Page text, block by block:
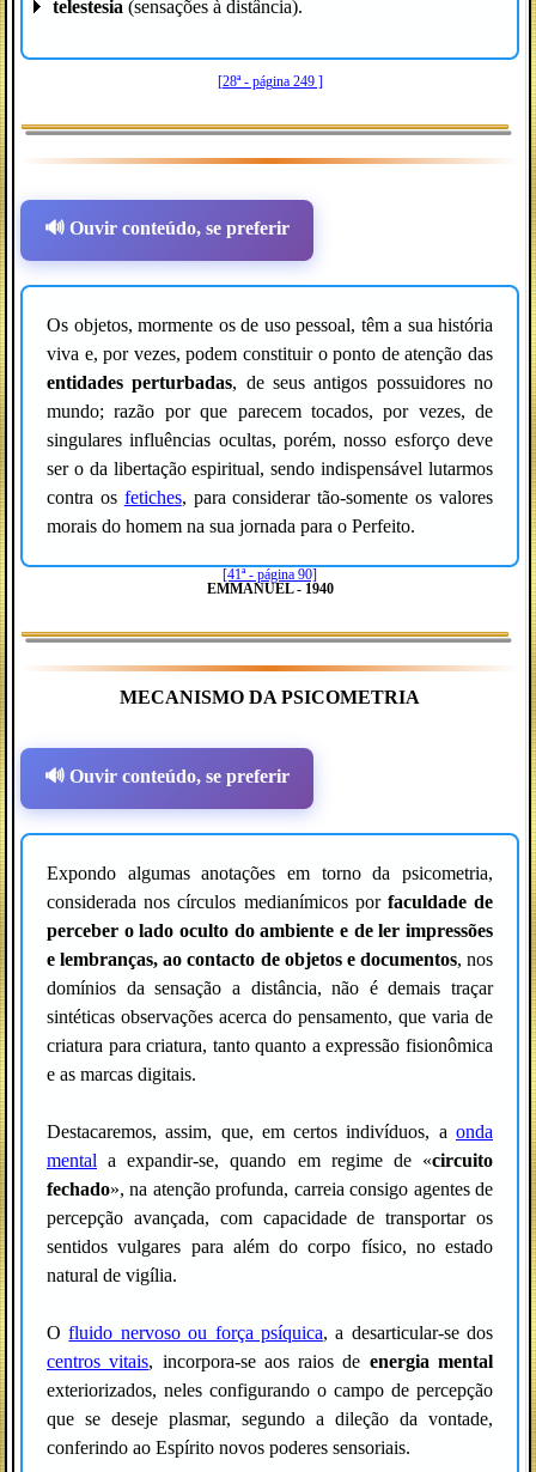
telestesia (sensações à distância).
[28ª - página 249 ]
🔊 Ouvir conteúdo, se preferir
Os objetos, mormente os de uso pessoal, têm a sua história
viva e, por vezes, podem constituir o ponto de atenção das
entidades perturbadas, de seus antigos possuidores no
mundo; razão por que parecem tocados, por vezes, de
singulares influências ocultas, porém, nosso esforço deve
ser o da libertação espiritual, sendo indispensável lutarmos
contra os fetiches, para considerar tão-somente os valores
morais do homem na sua jornada para o Perfeito.
[41ª - página 90]
EMMANUEL - 1940
MECANISMO DA PSICOMETRIA
🔊 Ouvir conteúdo, se preferir
Expondo algumas anotações em torno da psicometria,
considerada nos círculos medianímicos por faculdade de
perceber o lado oculto do ambiente e de ler impressões
e lembranças, ao contacto de objetos e documentos, nos
domínios da sensação a distância, não é demais traçar
sintéticas observações acerca do pensamento, que varia de
criatura para criatura, tanto quanto a expressão fisionômica
e as marcas digitais.
Destacaremos, assim, que, em certos indivíduos, a onda
mental a expandir-se, quando em regime de «circuito
fechado», na atenção profunda, carreia consigo agentes de
percepção avançada, com capacidade de transportar os
sentidos vulgares para além do corpo físico, no estado
natural de vigília.
Ofluido nervoso ou força psíquica, a desarticular-se dos
centros vitais, incorpora-se aos raios de energia mental
exteriorizados, neles configurando o campo de percepção
que se deseje plasmar, segundo a dileção da vontade,
conferindo ao Espírito novos poderes sensoriais.